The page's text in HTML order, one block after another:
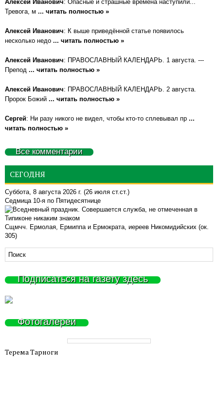
Алексей Иванович: Опасные и страшные времена наступили...
Тревога, м ... читать полностью »
Алексей Иванович: К выше приведённой статье появилось
несколько недо ... читать полностью »
Алексей Иванович: ПРАВОСЛАВНЫЙ КАЛЕНДАРЬ. 1 августа. ---
Препод ... читать полностью »
Алексей Иванович: ПРАВОСЛАВНЫЙ КАЛЕНДАРЬ. 2 августа.
Пророк Божий ... читать полностью »
Сергей: Ни разу никого не видел, чтобы кто-то сплевывал пр ...
читать полностью »
Все комментарии
СЕГОДНЯ
Суббота, 8 августа 2026 г. (26 июля ст.ст.)
Седмица 10-я по Пятидесятнице
Сщмчч. Ермолая, Ермиппа и Ермократа, иереев Никомидийских (ок.
305)
Подписаться на газету здесь
Фотогалереи
Терема Тарноги